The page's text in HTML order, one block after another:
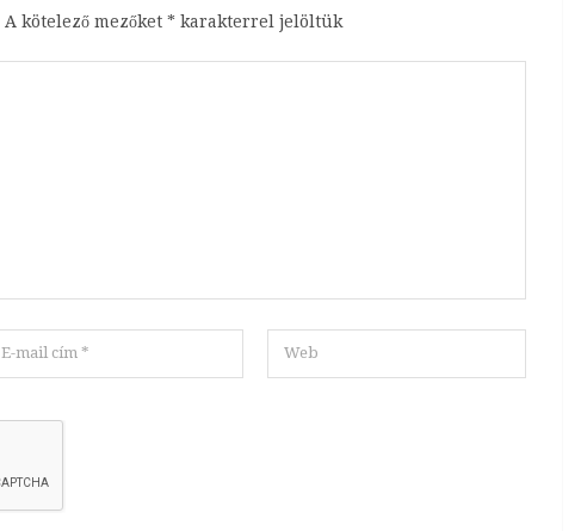
A kötelező mezőket * karakterrel jelöltük